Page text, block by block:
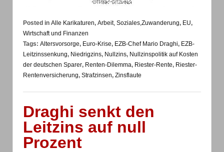
Posted in Alle Karikaturen, Arbeit, Soziales,Zuwanderung, EU,
Wirtschaft und Finanzen
Tags: Altersvorsorge, Euro-Krise, EZB-Chef Mario Draghi, EZB-
Leitzinssenkung, Niedrigzins, Nullzins, Nullzinspolitik auf Kosten
der deutschen Sparer, Renten-Dilemma, Riester-Rente, Riester-
Rentenversicherung, Strafzinsen, Zinsflaute
Draghi senkt den
Leitzins auf null
Prozent